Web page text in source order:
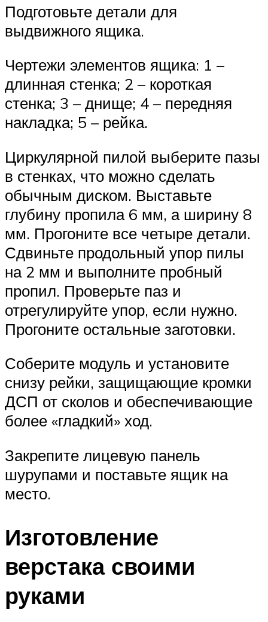
Подготовьте детали для
выдвижного ящика.
Чертежи элементов ящика: 1 –
длинная стенка; 2 – короткая
стенка; 3 – днище; 4 – передняя
накладка; 5 – рейка.
Циркулярной пилой выберите пазы
в стенках, что можно сделать
обычным диском. Выставьте
глубину пропила 6 мм, а ширину 8
мм. Прогоните все четыре детали.
Сдвиньте продольный упор пилы
на 2 мм и выполните пробный
пропил. Проверьте паз и
отрегулируйте упор, если нужно.
Прогоните остальные заготовки.
Соберите модуль и установите
снизу рейки, защищающие кромки
ДСП от сколов и обеспечивающие
более «гладкий» ход.
Закрепите лицевую панель
шурупами и поставьте ящик на
место.
Изготовление
верстака своими
руками